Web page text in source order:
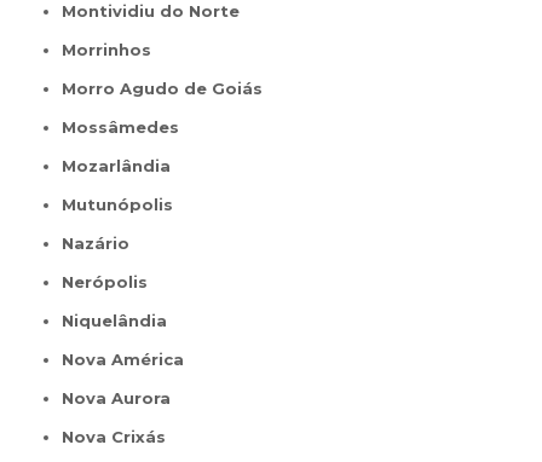
Montividiu do Norte
Morrinhos
Morro Agudo de Goiás
Mossâmedes
Mozarlândia
Mutunópolis
Nazário
Nerópolis
Niquelândia
Nova América
Nova Aurora
Nova Crixás